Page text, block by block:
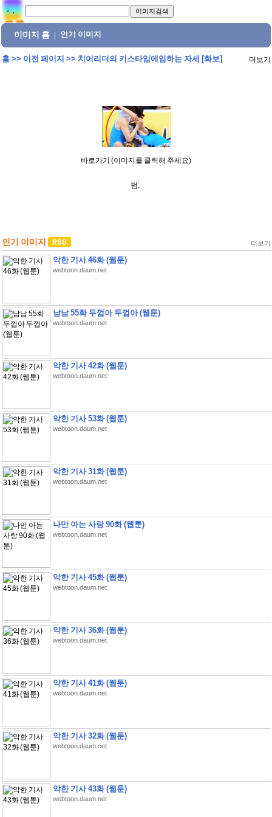
이미지 홈 인기 이미지
홈>> 이전 페이지 >> 치어리더의 키스타임에임하는 자세 [화보] 더보기
바로가기 (이미지를 클릭해 주세요)
펌:
인기 이미지 더보기
악한 기사 46화 (웹툰)
webtoon.daum.net
남남 55화 두껍아 두껍아 (웹툰)
webtoon.daum.net
악한 기사 42화 (웹툰)
webtoon.daum.net
악한 기사 53화 (웹툰)
webtoon.daum.net
악한 기사 31화 (웹툰)
webtoon.daum.net
나만 아는 사랑 90화 (웹툰)
webtoon.daum.net
악한 기사 45화 (웹툰)
webtoon.daum.net
악한 기사 36화 (웹툰)
webtoon.daum.net
악한 기사 41화 (웹툰)
webtoon.daum.net
악한 기사 32화 (웹툰)
webtoon.daum.net
악한 기사 43화 (웹툰)
webtoon.daum.net